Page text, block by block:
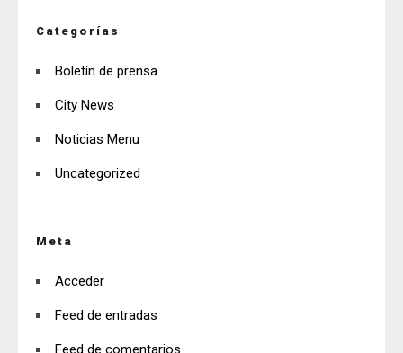
Categorías
Boletín de prensa
City News
Noticias Menu
Uncategorized
Meta
Acceder
Feed de entradas
Feed de comentarios